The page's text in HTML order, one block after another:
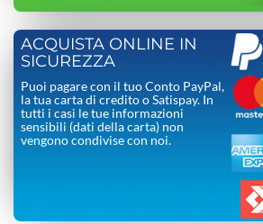
ACQUISTA ONLINE IN
SICUREZZA
Puoi pagare con il tuo Conto PayPal,
la tua carta di credito o Satispay. In
tutti i casi le tue informazioni
sensibili (dati della carta) non
vengono condivise con noi.